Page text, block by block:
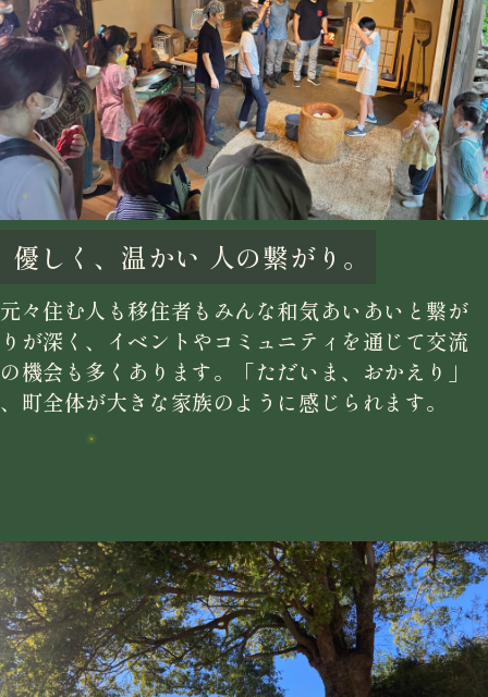
優しく、温かい 人の繋がり。
元々住む人も移住者もみんな和気あいあいと繋が
りが深く、イベントやコミュニティを通じて交流
の機会も多くあります。「ただいま、おかえり」
、町全体が大きな家族のように感じられます。